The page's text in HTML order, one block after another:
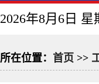
2026年8月6日 星
所在位置： 首页 >>